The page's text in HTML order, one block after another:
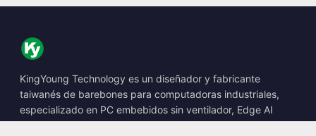
KingYoung Technology es un diseñador y fabricante
taiwanés de barebones para computadoras industriales,
especializado en PC embebidos sin ventilador, Edge AI
Boxes y soluciones informáticas robustas.